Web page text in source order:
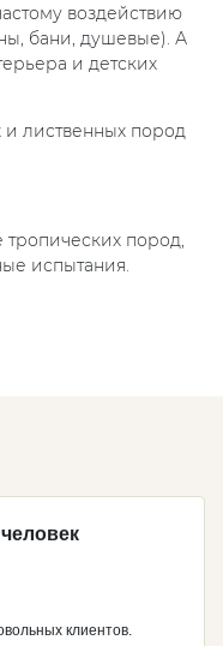
воздействию
бани, душевые). А
и детских
и лиственных пород
пород,
испытания.
человек
клиентов.